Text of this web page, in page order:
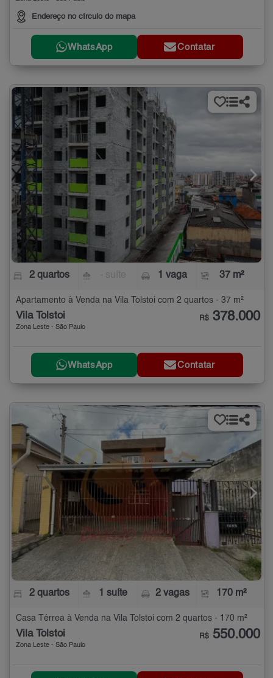
Endereço no círculo do mapa
WhatsApp Contatar
2 quartos 1 vaga 37 m²
Apartamento à Venda na Vila Tolstoi com 2 quartos - 37 m²
Vila Tolstoi
Zona Leste - São Paulo
R$ 378.000
WhatsApp Contatar
2 quartos 1 suíte 2 vagas 170 m²
Casa Térrea à Venda na Vila Tolstoi com 2 quartos - 170 m²
Vila Tolstoi
Zona Leste - São Paulo
R$ 550.000